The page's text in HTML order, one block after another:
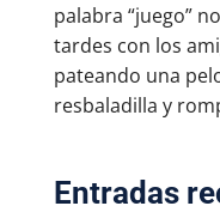
palabra “juego”
tardes con los
pateando una
resbaladilla y
Entradas